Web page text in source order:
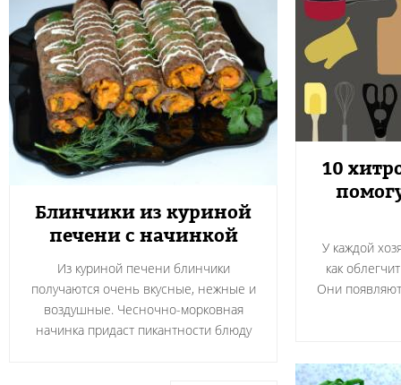
10
У каждой
как
Они
Блинчики из куриной
печени с начинкой
Из куриной печени блинчики
получаются очень вкусные, нежные и
воздушные. Чесночно-морковная
начинка придаст пикантности блюду